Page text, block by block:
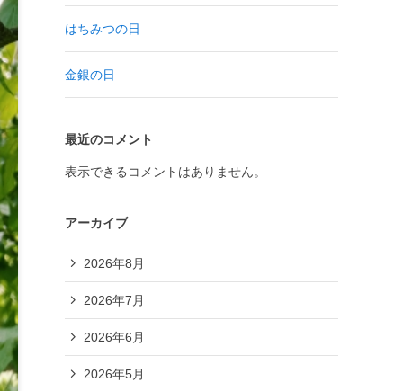
はちみつの日
金銀の日
最近のコメント
表示できるコメントはありません。
アーカイブ
2026年8月
2026年7月
2026年6月
2026年5月